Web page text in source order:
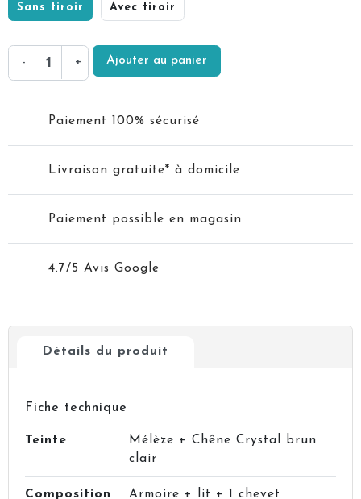
Sans tiroir Avec tiroir
- + Ajouter au panier
Paiement 100% sécurisé
Livraison gratuite* à domicile
Paiement possible en magasin
4.7/5 Avis Google
Détails du produit
Fiche technique
Teinte
Mélèze + Chêne Crystal brun
clair
Composition Armoire + lit + 1 chevet